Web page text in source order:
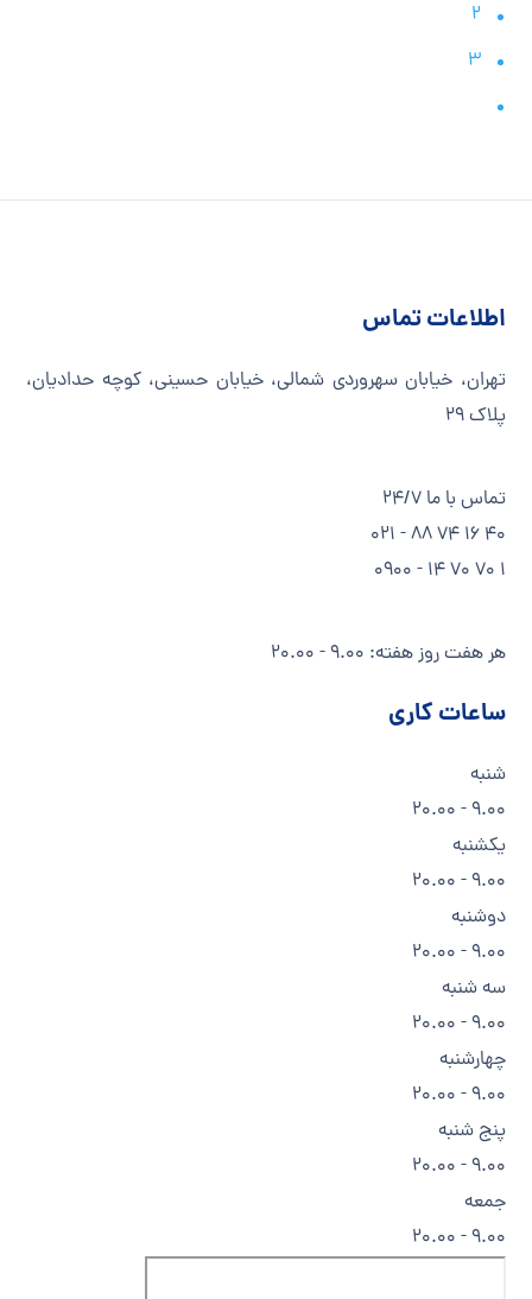
2
3
اطلاعات تماس
تهران، خیابان سهروردی شمالی، خیابان حسینی، کوچه حدادیان،
پلاک ۲۹
تماس با ما 24/7
40 16 74 88 - 021
1 70 70 14 - 0900
هر هفت روز هفته: 9.00 - 20.00
ساعات کاری
شنبه
9.00 - 20.00
یکشنبه
9.00 - 20.00
دوشنبه
9.00 - 20.00
سه شنبه
9.00 - 20.00
چهارشنبه
9.00 - 20.00
پنج شنبه
9.00 - 20.00
جمعه
9.00 - 20.00